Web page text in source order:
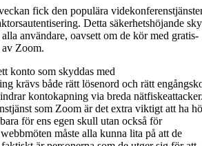
fick den populära
Detta säkerhetshöjande
användare, oavsett om de kör med gratis-
av Zoom.
konto som skyddas med
krävs både rätt lösenord och rätt
kontokapning via breda
som Zoom är det extra viktigt att ha
för ens egen skull utan också för
måste alla kunna lita på att de